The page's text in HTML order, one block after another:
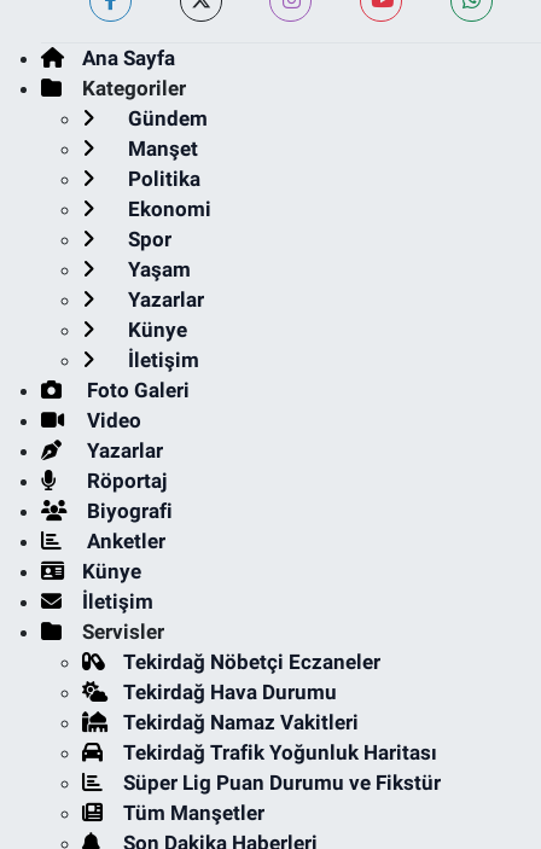
Ana Sayfa
Kategoriler
Gündem
Manşet
Politika
Ekonomi
Spor
Yaşam
Yazarlar
Künye
İletişim
Foto Galeri
Video
Yazarlar
Röportaj
Biyografi
Anketler
Künye
İletişim
Servisler
Tekirdağ Nöbetçi Eczaneler
Tekirdağ Hava Durumu
Tekirdağ Namaz Vakitleri
Tekirdağ Trafik Yoğunluk Haritası
Süper Lig Puan Durumu ve Fikstür
Tüm Manşetler
Son Dakika Haberleri